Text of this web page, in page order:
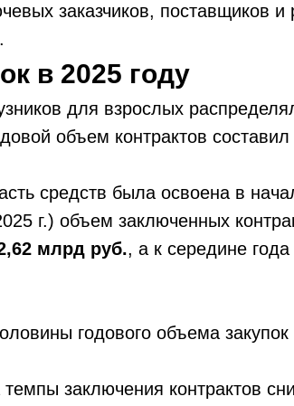
заказчиков, поставщиков и
в 2025 году
для взрослых
объем контрактов составил
средств была освоена в
г.) объем заключенных
млрд руб., а к середине
годового объема
заключения контрактов